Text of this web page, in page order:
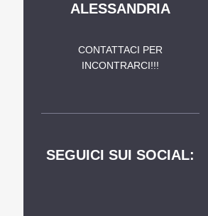
ALESSANDRIA
CONTATTACI PER
INCONTRARCI!!!
SEGUICI SUI SOCIAL: